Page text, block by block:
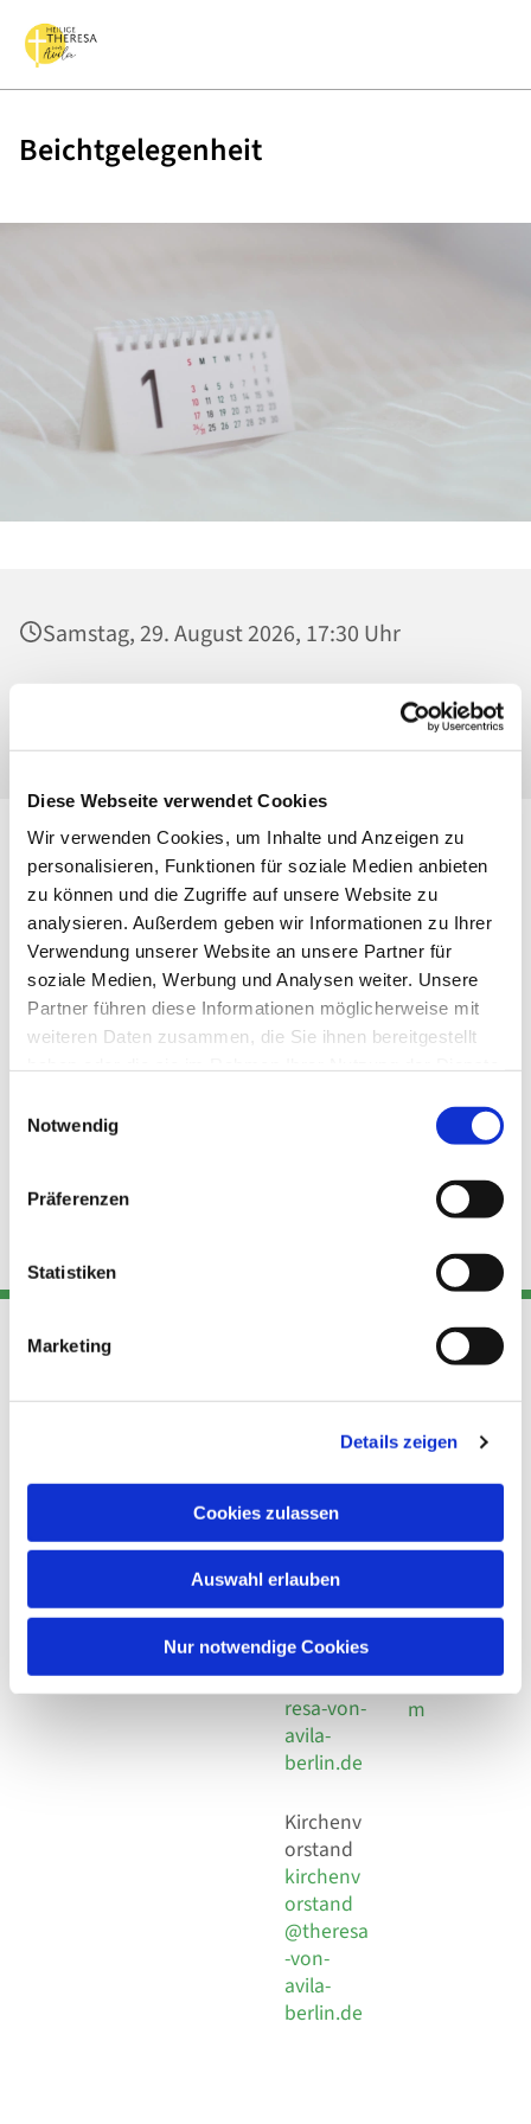
Diese Webseite verwendet Cookies
Wir verwenden Cookies, um Inhalte und Anzeigen zu
personalisieren, Funktionen für soziale Medien anbieten
zu können und die Zugriffe auf unsere Website zu
analysieren. Außerdem geben wir Informationen zu Ihrer
Verwendung unserer Website an unsere Partner für
soziale Medien, Werbung und Analysen weiter. Unsere
Partner führen diese Informationen möglicherweise mit
weiteren Daten zusammen, die Sie ihnen bereitgestellt
Notwendig
Präferenzen
Statistiken
Marketing
Details zeigen
Cookies zulassen
Auswahl erlauben
Nur notwendige Cookies
Beichtgelegenheit
Samstag, 29. August 2026, 17:30 Uhr
St. Josef - Berlin-Weißensee, Pfarrkirche,
Adresse
Kirchengemeinde Pfarrei
Hl. Theresa von Avila Berlin
Leitender Pfarrer - Norbert
Behaimstr. 39
Kont
Telefon
+49 30
924 64 28
Fax +49
30 924 54
18
E-Mail
info@the
resa-von-
avila-
berlin.de
Kirchenv
orstand
kirchenv
orstand
@theresa
-von-
avila-
berlin.de
Links
Datensch
utz
Social
Impressu
m